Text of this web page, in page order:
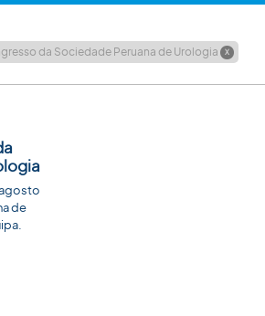
da Sociedade Peruana de Urologia X
de